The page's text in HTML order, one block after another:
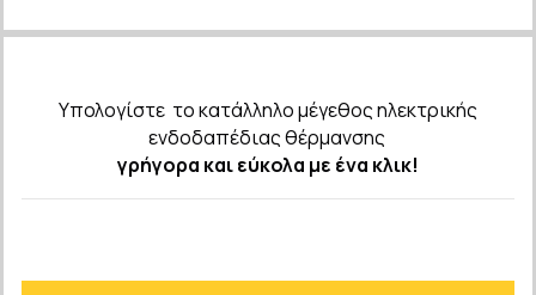
Υπολογίστε το κατάλληλο μέγεθος ηλεκτρικής
ενδοδαπέδιας θέρμανσης
γρήγορα και εύκολα με ένα κλικ!